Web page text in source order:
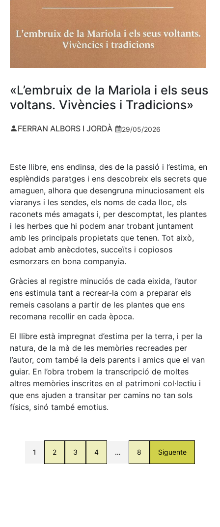
«L’embruix de la Mariola i els seus
voltans. Vivències i Tradicions»
FERRAN ALBORS I JORDÀ 29/05/2026
Este llibre, ens endinsa, des de la passió i l’estima, en
esplèndids paratges i ens descobreix els secrets que
amaguen, alhora que desengruna minuciosament els
viaranys i les sendes, els noms de cada lloc, els
raconets més amagats i, per descomptat, les plantes
i les herbes que hi podem anar trobant juntament
amb les principals propietats que tenen. Tot això,
adobat amb anècdotes, succeïts i copiosos
esmorzars en bona companyia.
Gràcies al registre minuciós de cada eixida, l’autor
ens estimula tant a recrear-la com a preparar els
remeis casolans a partir de les plantes que ens
recomana recollir en cada època.
El llibre està impregnat d’estima per la terra, i per la
natura, de la mà de les memòries recreades per
l’autor, com també la dels parents i amics que el van
guiar. En l’obra trobem la transcripció de moltes
altres memòries inscrites en el patrimoni col·lectiu i
que ens ajuden a transitar per camins no tan sols
físics, sinó també emotius.
1 2 3 4 … 8 Siguente